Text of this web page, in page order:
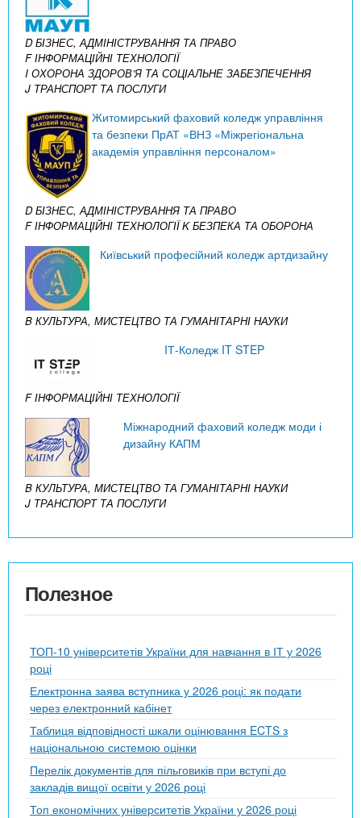
D БІЗНЕС, АДМІНІСТРУВАННЯ ТА ПРАВО
F ІНФОРМАЦІЙНІ ТЕХНОЛОГІЇ
I ОХОРОНА ЗДОРОВ’Я ТА СОЦІАЛЬНЕ ЗАБЕЗПЕЧЕННЯ
J ТРАНСПОРТ ТА ПОСЛУГИ
Житомирський фаховий коледж управління
та безпеки ПрАТ «ВНЗ «Міжрегіональна
академія управління персоналом»
D БІЗНЕС, АДМІНІСТРУВАННЯ ТА ПРАВО
F ІНФОРМАЦІЙНІ ТЕХНОЛОГІЇK БЕЗПЕКА ТА ОБОРОНА
Київський професійний коледж артдизайну
B КУЛЬТУРА, МИСТЕЦТВО ТА ГУМАНІТАРНІ НАУКИ
IТ-Коледж IT STEP
F ІНФОРМАЦІЙНІ ТЕХНОЛОГІЇ
Міжнародний фаховий коледж моди і
дизайну КАПМ
B КУЛЬТУРА, МИСТЕЦТВО ТА ГУМАНІТАРНІ НАУКИ
J ТРАНСПОРТ ТА ПОСЛУГИ
Полезное
ТОП-10 університетів України для навчання в ІТ у 2026
році
Електронна заява вступника у 2026 році: як подати
через електронний кабінет
Таблиця відповідності шкали оцінювання ECTS з
національною системою оцінки
Перелік документів для пільговиків при вступі до
закладів вищої освіти у 2026 році
Топ економічних університетів України у 2026 році